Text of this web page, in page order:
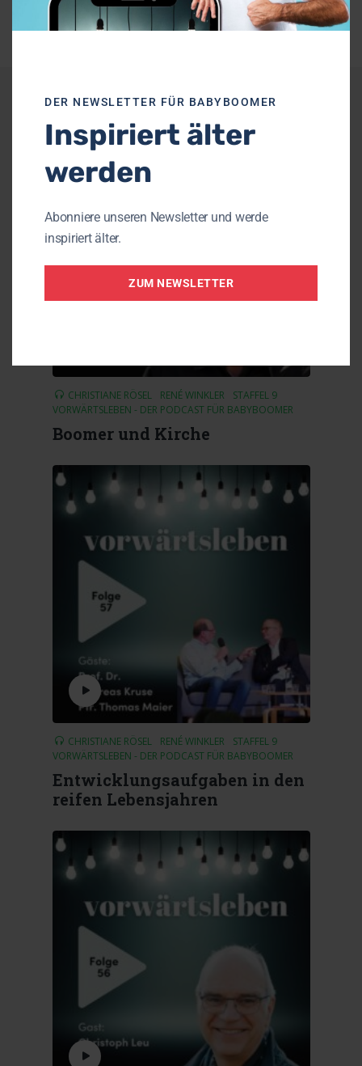
Weitere Empfehlungen
CHRISTIANE RÖSEL RENÉ WINKLER
STAFFEL 9
VORWÄRTSLEBEN - DER PODCAST FÜR BABYBOOMER
Boomer und Kirche
CHRISTIANE RÖSEL RENÉ WINKLER
STAFFEL 9
VORWÄRTSLEBEN - DER PODCAST FÜR BABYBOOMER
Entwicklungsaufgaben in den
reifen Lebensjahren
DER NEWSLETTER FÜR BABYBOOMER
Inspiriert älter
werden
Abonniere unseren Newsletter und werde
inspiriert älter.
ZUM NEWSLETTER